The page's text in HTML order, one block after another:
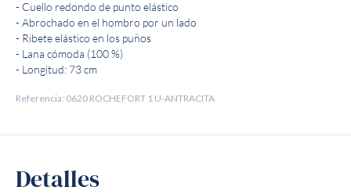
- Cuello redondo de punto elástico
- Abrochado en el hombro por un lado
- Ribete elástico en los puños
- Lana cómoda (100 %)
- Longitud: 73 cm
Referencia: 0620 ROCHEFORT 1 U-ANTRACITA
Detalles